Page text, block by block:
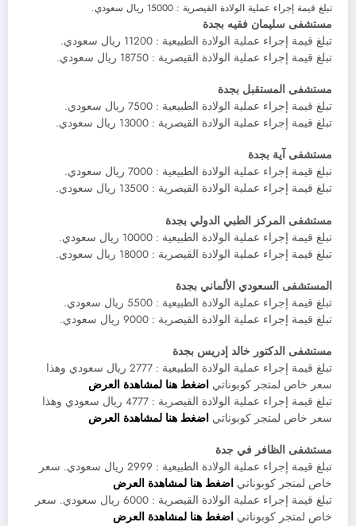
تبلغ قيمة إجراء عملية الولادة القيصرية : 15000 ريال سعودي.
مستشفى سليمان فقيه بجدة
تبلغ قيمة إجراء عملية الولادة الطبيعية : 11200 ريال سعودي.
تبلغ قيمة إجراء عملية الولادة القيصرية : 18750 ريال سعودي.
مستشفى المستقبل بجدة
تبلغ قيمة إجراء عملية الولادة الطبيعية : 7500 ريال سعودي.
تبلغ قيمة إجراء عملية الولادة القيصرية : 13000 ريال سعودي.
مستشفى آية بجدة
تبلغ قيمة إجراء عملية الولادة الطبيعية : 7000 ريال سعودي.
تبلغ قيمة إجراء عملية الولادة القيصرية : 13500 ريال سعودي.
مستشفى المركز الطبي الدولي بجدة
تبلغ قيمة إجراء عملية الولادة الطبيعية : 10000 ريال سعودي.
تبلغ قيمة إجراء عملية الولادة القيصرية : 18000 ريال سعودي.
المستشفى السعودي الألماني بجدة
تبلغ قيمة إجراء عملية الولادة الطبيعية : 5500 ريال سعودي.
تبلغ قيمة إجراء عملية الولادة القيصرية : 9000 ريال سعودي.
مستشفى الدكتور خالد إدريس بجدة
تبلغ قيمة إجراء عملية الولادة الطبيعية : 2777 ريال سعودي وهذا
سعر خاص لمتجر كوبوناتي اضغط هنا لمشاهدة العرض
تبلغ قيمة إجراء عملية الولادة القيصرية : 4777 ريال سعودي وهذا
سعر خاص لمتجر كوبوناتي اضغط هنا لمشاهدة العرض
مستشفى الظافر في جدة
تبلغ قيمة إجراء عملية الولادة الطبيعية : 2999 ريال سعودي. سعر
خاص لمتجر كوبوناتي اضغط هنا لمشاهدة العرض
تبلغ قيمة إجراء عملية الولادة القيصرية : 6000 ريال سعودي. سعر
خاص لمتجر كوبوناتي اضغط هنا لمشاهدة العرض